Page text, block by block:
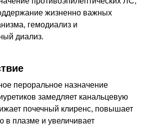
жизненно важных
гемодиализ и
диализ.
пероральное назначение
замедляет канальцевую
почечный клиренс, повышает
в плазме и увеличивает